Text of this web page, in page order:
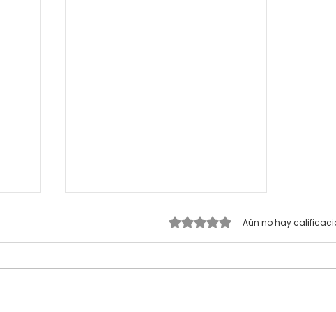
Obtuvo 0 de 5 estrellas.
Aún no hay